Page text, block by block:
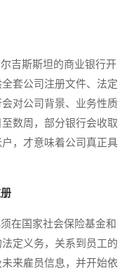
吉斯斯坦的商业银行开
套公司注册文件、法定
对公司背景、业务性质
数周，部分银行会收取
，才意味着公司真正具
在国家社会保险基金和
定义务，关系到员工的
来雇员信息，并开始依